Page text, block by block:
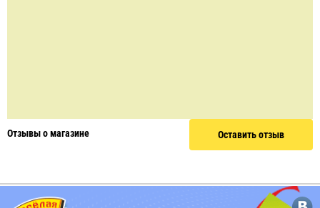
Отзывы о магазине Оставить отзыв